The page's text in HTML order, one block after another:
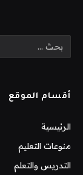
أقسام الموقع
الرئيسية
منوعات التعليم
التدريس والتعلم